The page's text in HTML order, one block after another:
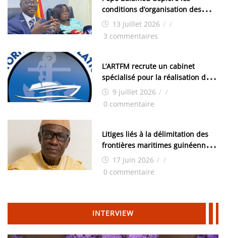
conditions d’organisation des
examens nationaux : « Si ce sont
les élections, on trouve tous les
13 juillet 2026 / /
3 commentaires
L’ARTFM recrute un cabinet
spécialisé pour la réalisation des
études techniques
9 juillet 2026 / /
0 commentaire
Litiges liés à la délimitation des
frontières maritimes guinéennes:
Idrissa Chérif écrit au ministre
des Hydrocarbures
17 juin 2026 / /
0 commentaire
INTERVIEW